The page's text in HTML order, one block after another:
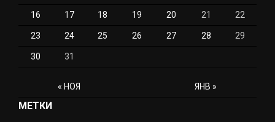
« НОЯ ЯНВ »
16 17 18 19 20 21 22
23 24 25 26 27 28 29
30 31
МЕТКИ